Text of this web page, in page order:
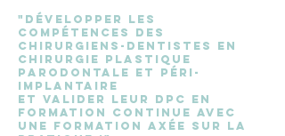
"développer les
compétences des
chirurgiens-dentistes en
chirurgie plastique
parodontale et péri-
implantaire
et valider leur DPC en
formation continue avec
une formation axée sur la